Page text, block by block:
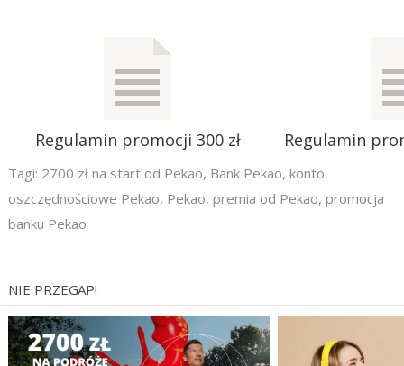
Regulamin promocji 300 zł Regulamin
Tagi: 2700 zł na start od Pekao, Bank Pekao, konto
oszczędnościowe Pekao, Pekao, premia od Pekao, promocja
banku Pekao
NIE PRZEGAP!